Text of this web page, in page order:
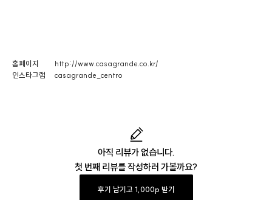
홈페이지
http://www.casagrande.co.kr/
인스타그램
casagrande_centro
아직 리뷰가 없습니다.
첫 번째 리뷰를 작성하러 가볼까요?
후기 남기고 1,000p 받기